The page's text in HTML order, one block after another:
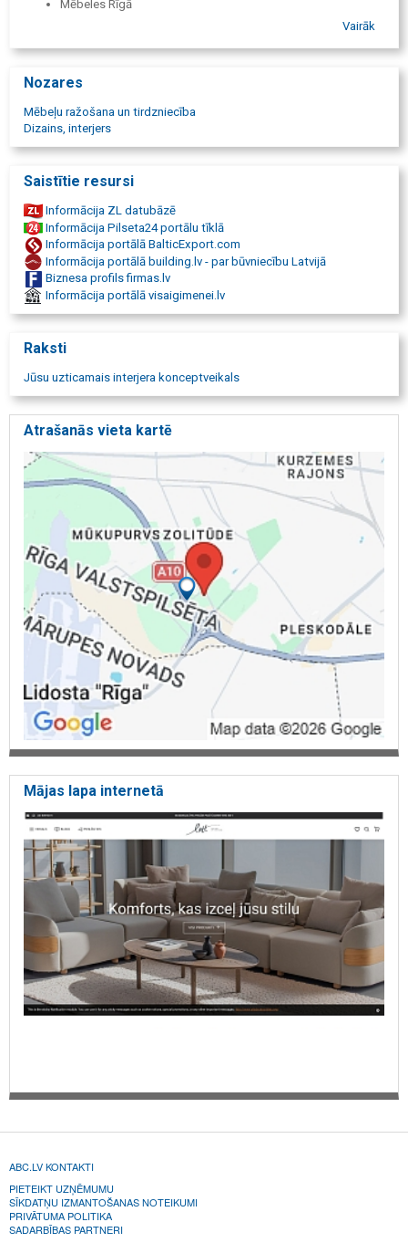
Mēbeles Rīgā
moduļu dīvāni
masīvkoka mēbeles
lampas
galds
pusdienu galdi
kafijas galdiņš
televizora galds
kumodes
krēsli
mīkstās mēbeles
pufi
stūra dīvāni
bufetes
naktsskapīši
bāra krēsli
galds ēdamistabai
darba galds
biroja krēsli
sienas spogulis
izvelkamie dīvāni
mēbeles pēc pasūtījuma
vietējais mēbeļu ražotājs
interjera risinājumi
premium klases mēbeļu ražošana
mēbeļu ražotājs
mēbeles mājai
mēbeles birojam
modernas mēbeles
kvalitatīvas mīkstās mēbeles
dizaina mēbeļu salons
interjera konceptmēbeles ar garantiju
Vairāk
Nozares
Mēbeļu ražošana un tirdzniecība
Dizains, interjers
Saistītie resursi
Informācija ZL datubāzē
Informācija Pilseta24 portālu tīklā
Informācija portālā BalticExport.com
Informācija portālā building.lv - par būvniecību Latvijā
Biznesa profils firmas.lv
Informācija portālā visaigimenei.lv
Raksti
Jūsu uzticamais interjera konceptveikals
Atrašanās vieta kartē
Mājas lapa internetā
ABC.LV KONTAKTI
PIETEIKT UZŅĒMUMU
SĪKDATŅU IZMANTOŠANAS NOTEIKUMI
PRIVĀTUMA POLITIKA
SADARBĪBAS PARTNERI